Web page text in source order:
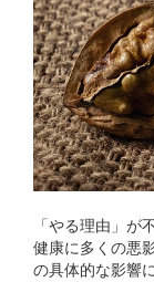
「やる理由」
健康に多くの悪
の具体的な影響